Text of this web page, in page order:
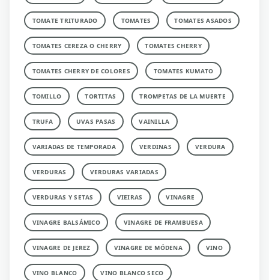
TOMATE TRITURADO TOMATES TOMATES ASADOS
TOMATES CEREZA O CHERRY TOMATES CHERRY
TOMATES CHERRY DE COLORES TOMATES KUMATO
TOMILLO TORTITAS TROMPETAS DE LA MUERTE
TRUFA UVAS PASAS VAINILLA
VARIADAS DE TEMPORADA VERDINAS VERDURA
VERDURAS VERDURAS VARIADAS
VERDURAS Y SETAS VIEIRAS VINAGRE
VINAGRE BALSÁMICO VINAGRE DE FRAMBUESA
VINAGRE DE JEREZ VINAGRE DE MÓDENA VINO
VINO BLANCO VINO BLANCO SECO